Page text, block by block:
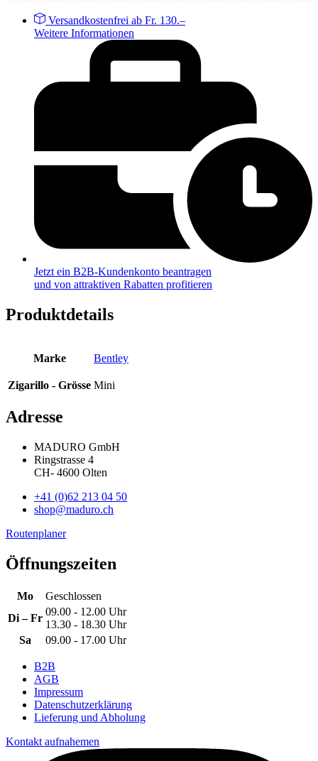
Versandkostenfrei ab Fr. 130.–
Weitere Informationen
Jetzt ein B2B-Kundenkonto beantragen
und von attraktiven Rabatten profitieren
Produktdetails
Marke Bentley
Zigarillo - Grösse Mini
Adresse
MADURO GmbH
Ringstrasse 4
CH- 4600 Olten
+41 (0)62 213 04 50
shop@maduro.ch
Routenplaner
Öffnungszeiten
Mo
Geschlossen
Di – Fr
09.00 - 12.00 Uhr
13.30 - 18.30 Uhr
Sa
09.00 - 17.00 Uhr
B2B
AGB
Impressum
Datenschutzerklärung
Lieferung und Abholung
Kontakt aufnahemen